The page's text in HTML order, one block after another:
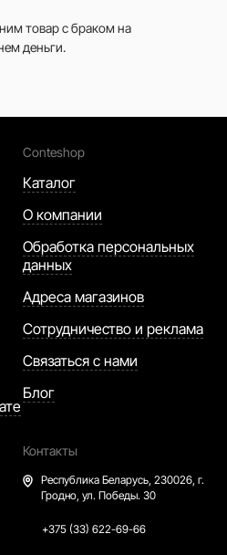
товар с браком на
деньги.
Conteshop
Каталог
О компании
Обработка персональных
данных
Адреса магазинов
Сотрудничество и реклама
Связаться с нами
Блог
Контакты
Республика Беларусь, 230026, г.
Гродно, ул. Победы. 30
+375 (33) 622-69-66